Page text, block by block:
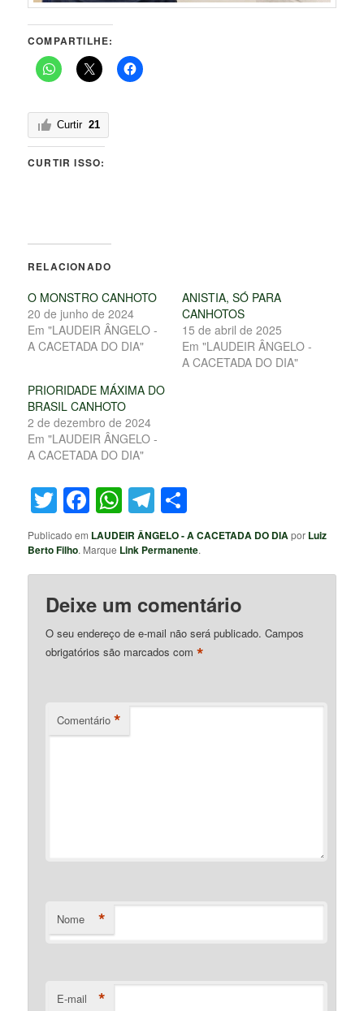
COMPARTILHE:
Curtir 21
CURTIR ISSO:
RELACIONADO
O MONSTRO CANHOTO
20 de junho de 2024
Em "LAUDEIR ÂNGELO -
A CACETADA DO DIA"
ANISTIA, SÓ PARA
CANHOTOS
15 de abril de 2025
Em "LAUDEIR ÂNGELO -
A CACETADA DO DIA"
PRIORIDADE MÁXIMA DO
BRASIL CANHOTO
2 de dezembro de 2024
Em "LAUDEIR ÂNGELO -
A CACETADA DO DIA"
Twitter
Facebook
WhatsApp
Telegram
Publicado em LAUDEIR ÂNGELO - A CACETADA DO DIApor Luiz
Berto Filho. Marque Link Permanente.
Deixe um comentário
O seu endereço de e-mail não será publicado. Campos
obrigatórios são marcados com*
Comentário *
Nome *
E-mail *